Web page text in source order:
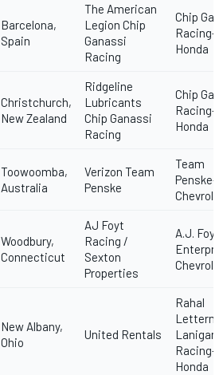
Barcelona,
Spain
The American
Legion Chip
Ganassi
Racing
Chip
Racing-
Honda
Christchurch,
New Zealand
Ridgeline
Lubricants
Chip Ganassi
Racing
Chip
Racing-
Honda
Toowoomba,
Australia
Verizon Team
Penske
Team
Penske-
Woodbury,
Connecticut
AJ Foyt
Racing /
Sexton
Properties
A.J. Foyt
New Albany,
Ohio
United Rentals
Rahal
Lanigan
Racing-
Honda